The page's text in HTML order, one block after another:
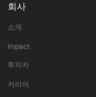
회사
소개
Impact
투자자
커리어